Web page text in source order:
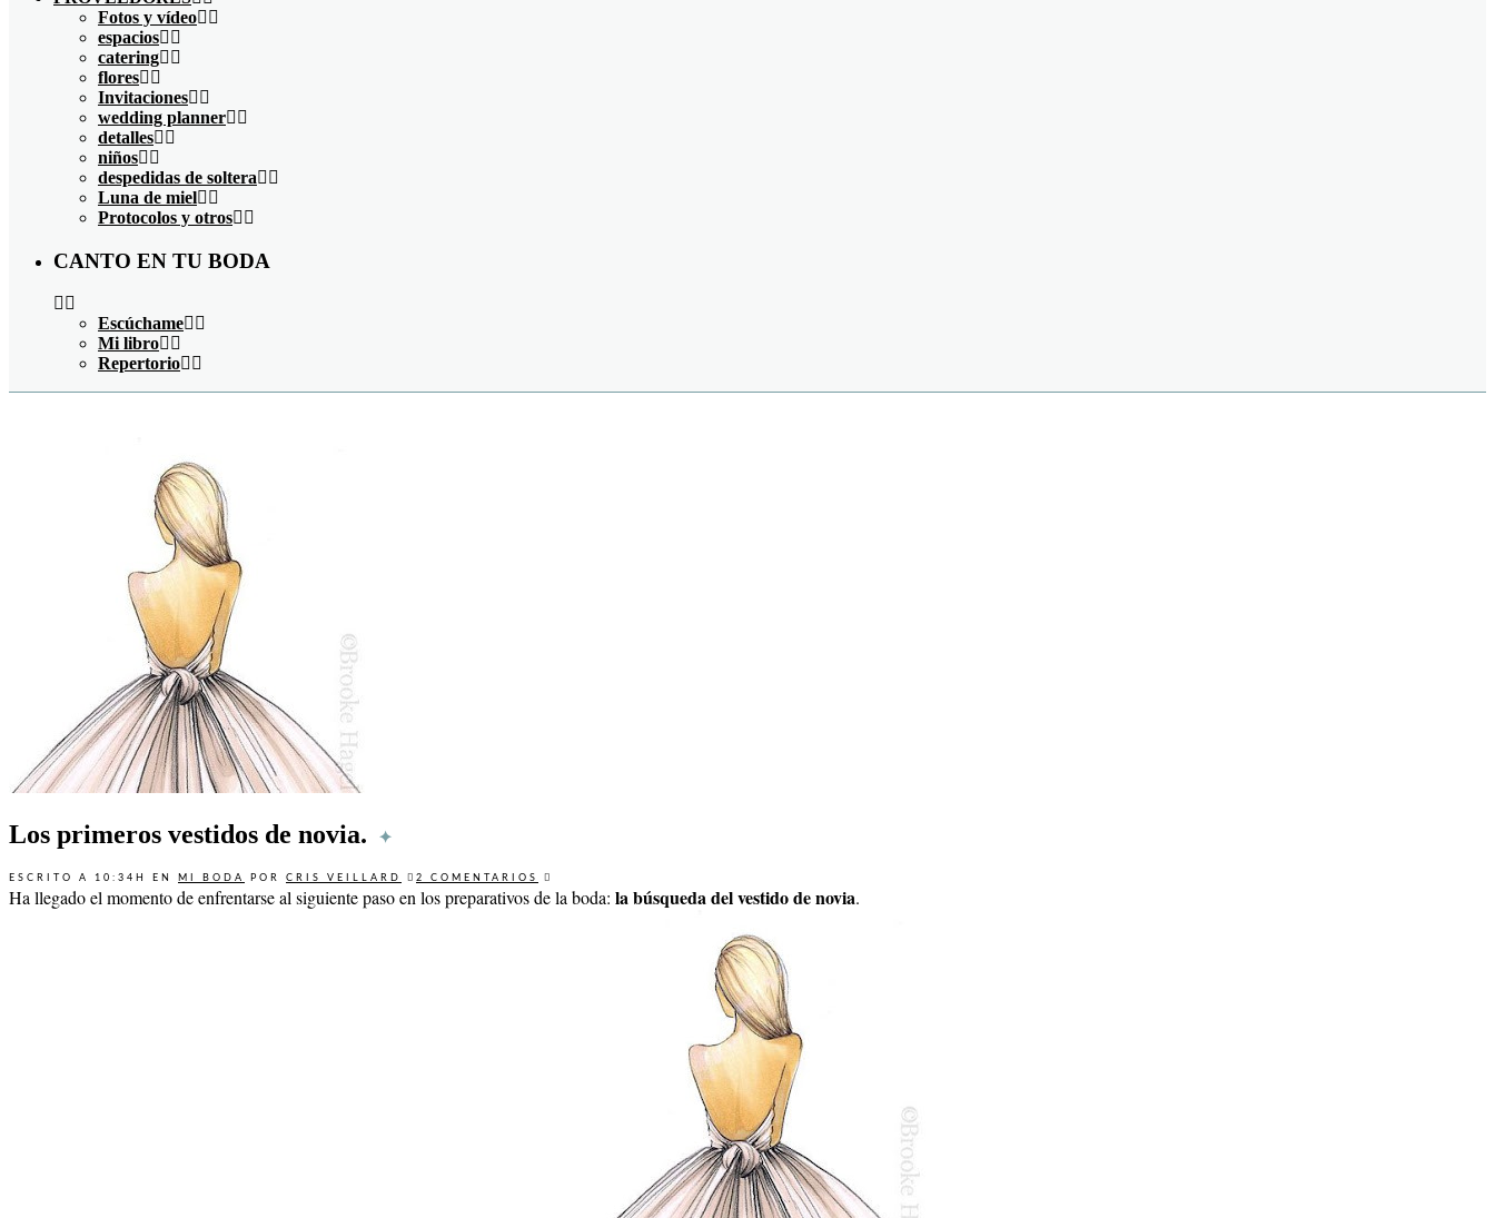
Fotos y vídeo
espacios
catering
flores
Invitaciones
wedding planner
detalles
niños
despedidas de soltera
Luna de miel
Protocolos y otros
CANTO EN TU BODA
Escúchame
Mi libro
Repertorio
Los primeros vestidos de novia.
ESCRITO A 10:34H EN MI BODA POR CRIS VEILLARD 2 COMENTARIOS
Ha llegado el momento de enfrentarse al siguiente paso en los preparativos de la boda: la búsqueda del vestido de novia.